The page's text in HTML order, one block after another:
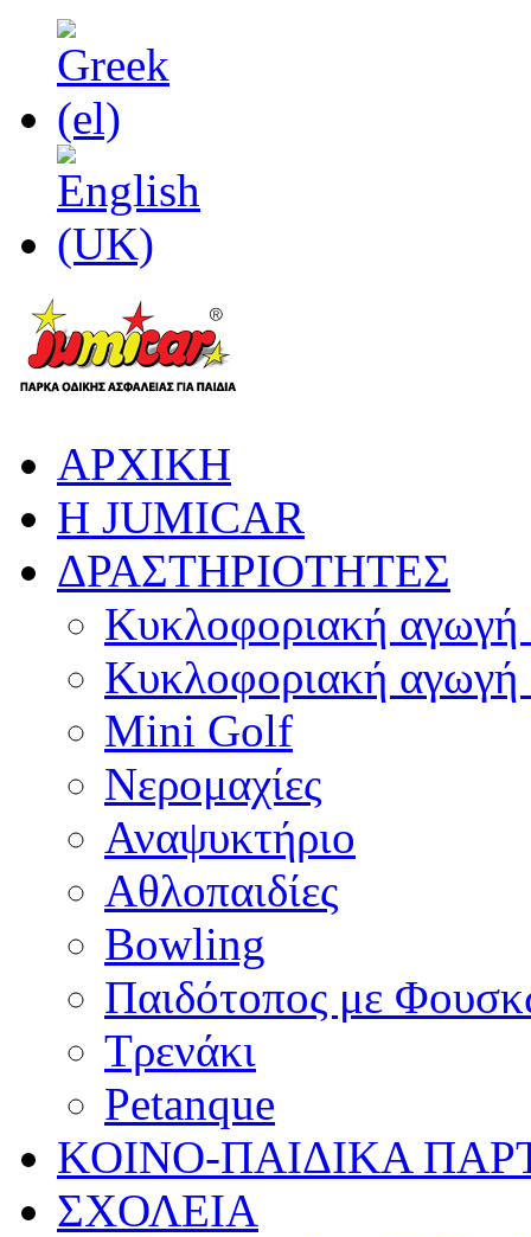
ΑΡΧΙΚΗ
Η JUMICAR
ΔΡΑΣΤΗΡΙΟΤΗΤΕΣ
Κυκλοφοριακή αγωγή
Κυκλοφοριακή αγωγή
Mini Golf
Νερομαχίες
Αναψυκτήριο
Αθλοπαιδίες
Bowling
Παιδότοπος με
Τρενάκι
Petanque
KOINO-ΠΑΙΔΙΚΑ
ΣΧΟΛΕΙΑ